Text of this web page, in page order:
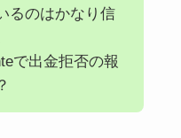
るのはかなり信
で出金拒否の報